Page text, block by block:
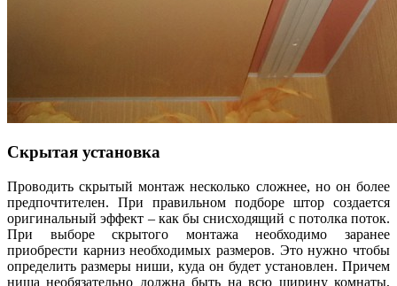
Скрытая установка
Проводить скрытый монтаж несколько сложнее, но он более
предпочтителен. При правильном подборе штор создается
оригинальный эффект – как бы снисходящий с потолка поток.
При выборе скрытого монтажа необходимо заранее
приобрести карниз необходимых размеров. Это нужно чтобы
определить размеры ниши, куда он будет установлен. Причем
ниша необязательно должна быть на всю ширину комнаты,